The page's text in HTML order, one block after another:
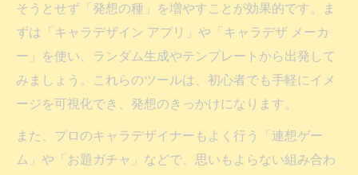
そうとせず「発想の種」を増やすことが効果的です。ま
ずは「キャラデザイン アプリ」や「キャラデザ メーカ
ー」を使い、ランダム生成やテンプレートから出発して
みましょう。これらのツールは、初心者でも手軽にイメ
ージを可視化でき、発想のきっかけになります。
また、プロのキャラデザイナーもよく行う「連想ゲー
ム」や「お題ガチャ」などで、思いもよらない組み合わ